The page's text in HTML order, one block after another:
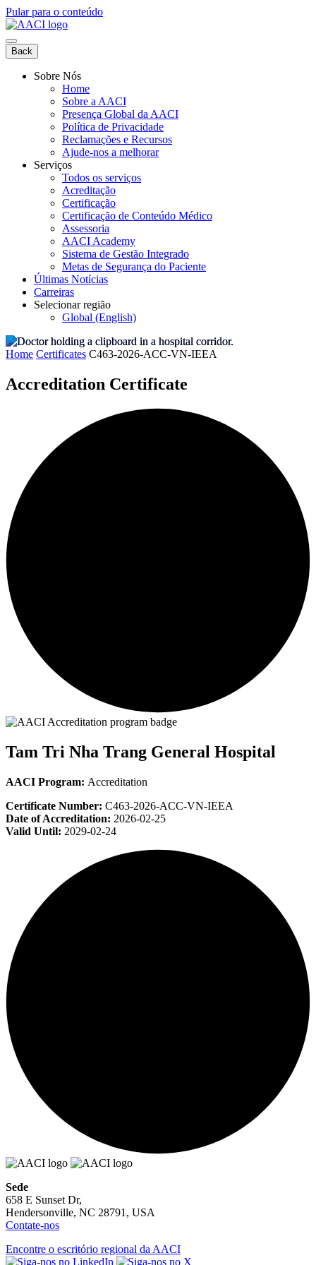
Pular para o conteúdo
Back
Sobre Nós
Home
Sobre a AACI
Presença Global da AACI
Política de Privacidade
Reclamações e Recursos
Ajude-nos a melhorar
Serviços
Todos os serviços
Acreditação
Certificação
Certificação de Conteúdo Médico
Assessoria
AACI Academy
Sistema de Gestão Integrado
Metas de Segurança do Paciente
Últimas Notícias
Carreiras
Selecionar região
Global (English)
Home Certificates C463-2026-ACC-VN-IEEA
Accreditation Certificate
Tam Tri Nha Trang General Hospital
AACI Program: Accreditation
Certificate Number: C463-2026-ACC-VN-IEEA
Date of Accreditation: 2026-02-25
Valid Until: 2029-02-24
Sede
658 E Sunset Dr,
Hendersonville, NC 28791, USA
Contate-nos
Encontre o escritório regional da AACI